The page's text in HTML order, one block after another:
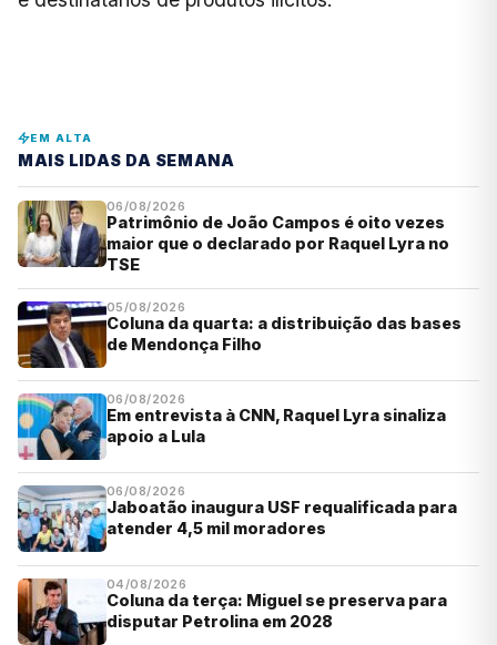
EM ALTA
MAIS LIDAS DA SEMANA
06/08/2026
Patrimônio de João Campos é oito vezes
maior que o declarado por Raquel Lyra no
TSE
05/08/2026
Coluna da quarta: a distribuição das bases
de Mendonça Filho
06/08/2026
Em entrevista à CNN, Raquel Lyra sinaliza
apoio a Lula
06/08/2026
Jaboatão inaugura USF requalificada para
atender 4,5 mil moradores
04/08/2026
Coluna da terça: Miguel se preserva para
disputar Petrolina em 2028